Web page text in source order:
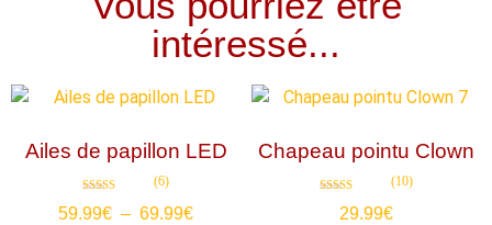
intéressé...
Ailes de papillon LED
4.83
(6)
59.99€ – 69.99€
Chapeau pointu Clown
4.80
(10)
29.99€